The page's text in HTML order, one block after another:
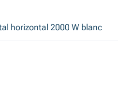
horizontal 2000 W blanc